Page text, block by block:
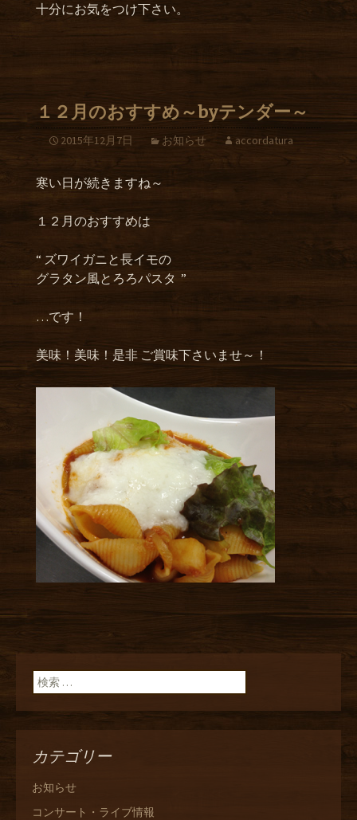
十分にお気をつけ下さい。
１２月のおすすめ～byテンダー～
2015年12月7日 お知らせ accordatura
寒い日が続きますね～
１２月のおすすめは
“ ズワイガニと長イモの
グラタン風とろろパスタ ”
…です！
美味！美味！是非 ご賞味下さいませ～！
検索:
カテゴリー
お知らせ
コンサート・ライブ情報